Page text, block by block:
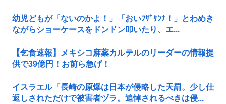
幼児どもが「ないのかよ！」「おいﾌｻﾞｹﾝﾅ！」とわめき
ながらショーケースをドンドン叩いたり、エ...
【乞食速報】メキシコ麻薬カルテルのリーダーの情報提
供で39億円！お前ら急げ！
イスラエル「長崎の原爆は日本が侵略した天罰。少し仕
返しされただけで被害者ヅラ。追悼されるべきは侵...